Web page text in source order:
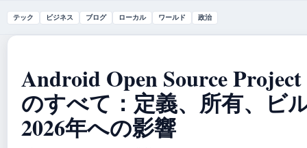
テック ビジネス ブログ ローカル ワールド 政治
Android Open Source
のすべて：定義、所有、ビ
2026年への影響